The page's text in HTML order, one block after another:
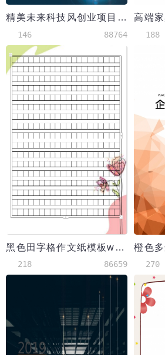
精美未来科技风创业项目商业计划书
146 88764
高端
188
黑色田字格作文纸模板word模板
218 86659 270